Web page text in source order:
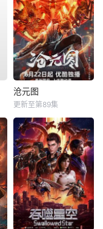
沧元图
更新至第89集